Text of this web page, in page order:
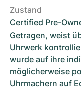
Zustand
Certified Pre-
Getragen, weist
Uhrwerk
wurde auf ihre
möglicherweise
Uhrmachern auf